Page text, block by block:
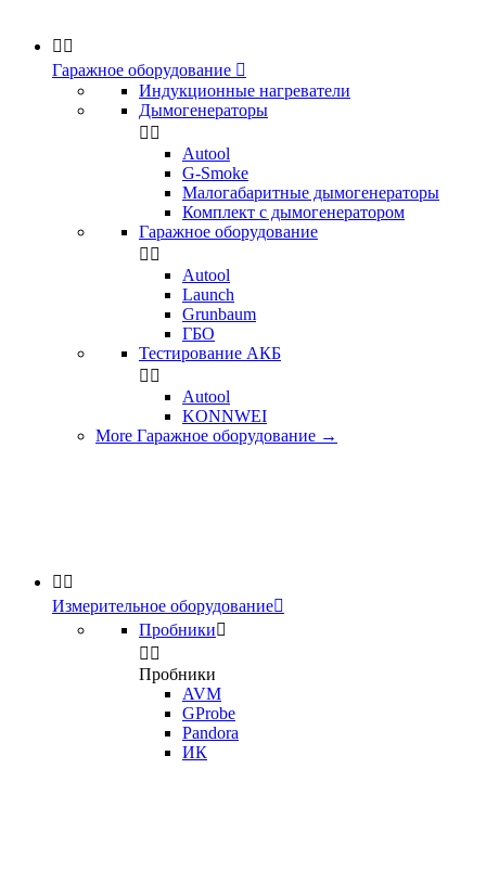
 
Гаражное оборудование 
Индукционные нагреватели
Дымогенераторы
 
Аutool
G-Smoke
Малогабаритные дымогенераторы
Комплект с дымогенератором
Гаражное оборудование
 
Autool
Launch
Grunbaum
ГБО
Тестирование АКБ
 
Autool
KONNWEI
More Гаражное оборудование →
 
Измерительное оборудование
Пробники
 
Пробники
AVM
GProbe
Pandora
ИК